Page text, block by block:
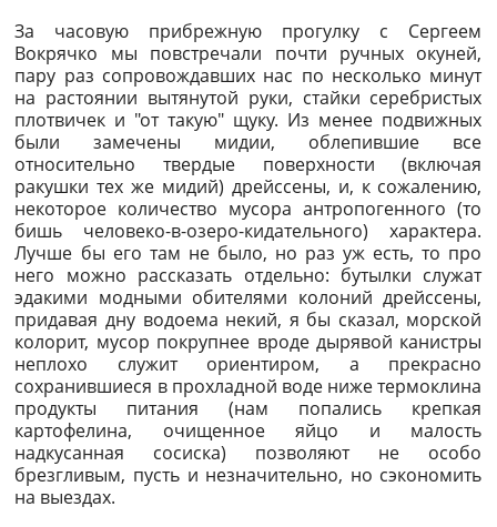
За часовую прибрежную прогулку с Сергеем
Вокрячко мы повстречали почти ручных окуней,
пару раз сопровождавших нас по несколько минут
на растоянии вытянутой руки, стайки серебристых
плотвичек и "от такую" щуку. Из менее подвижных
были замечены мидии, облепившие все
относительно твердые поверхности (включая
ракушки тех же мидий) дрейссены, и, к сожалению,
некоторое количество мусора антропогенного (то
бишь человеко-в-озеро-кидательного) характера.
Лучше бы его там не было, но раз уж есть, то про
него можно рассказать отдельно: бутылки служат
эдакими модными обителями колоний дрейссены,
придавая дну водоема некий, я бы сказал, морской
колорит, мусор покрупнее вроде дырявой канистры
неплохо служит ориентиром, а прекрасно
сохранившиеся в прохладной воде ниже термоклина
продукты питания (нам попались крепкая
картофелина, очищенное яйцо и малость
надкусанная сосиска) позволяют не особо
брезгливым, пусть и незначительно, но сэкономить
на выездах.